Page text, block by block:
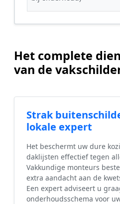
Het complete
van de
Strak
lokale expert
Het beschermt uw dure
daklijsten effectief tegen
Vakkundige monteurs
extra aandacht aan de
Een expert adviseert u
onderhoudsschema voor